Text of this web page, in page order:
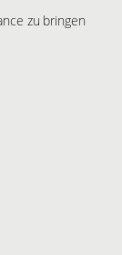
zu bringen